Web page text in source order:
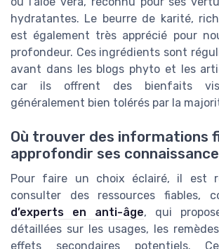
hydratantes. Le beurre de karité,
est également très apprécié pour
profondeur. Ces ingrédients sont
avant dans les blogs phyto et les
car ils offrent des bienfaits
généralement bien tolérés par la
Où trouver des informations
approfondir ses
Pour faire un choix éclairé, il est
consulter des ressources fiables,
d’experts en anti-âge, qui
détaillées sur les usages, les
effets secondaires potentiels.